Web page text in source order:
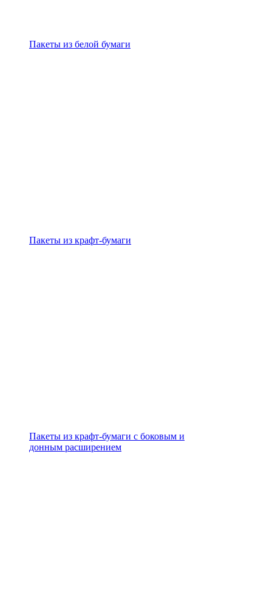
Пакеты из белой бумаги
Пакеты из крафт-бумаги
Пакеты из крафт-бумаги с боковым и
донным расширением